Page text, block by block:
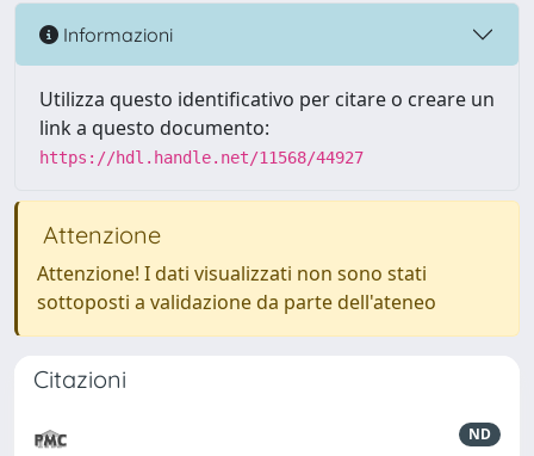
Informazioni
Utilizza questo identificativo per citare o creare un
link a questo documento:
https://hdl.handle.net/11568/44927
Attenzione
Attenzione! I dati visualizzati non sono stati
sottoposti a validazione da parte dell'ateneo
Citazioni
ND